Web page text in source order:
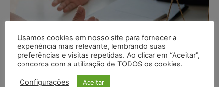
Usamos cookies em nosso site para fornecer a
experiência mais relevante, lembrando suas
preferências e visitas repetidas. Ao clicar em “Aceitar”,
concorda com a utilização de TODOS os cookies.
Configurações Aceitar